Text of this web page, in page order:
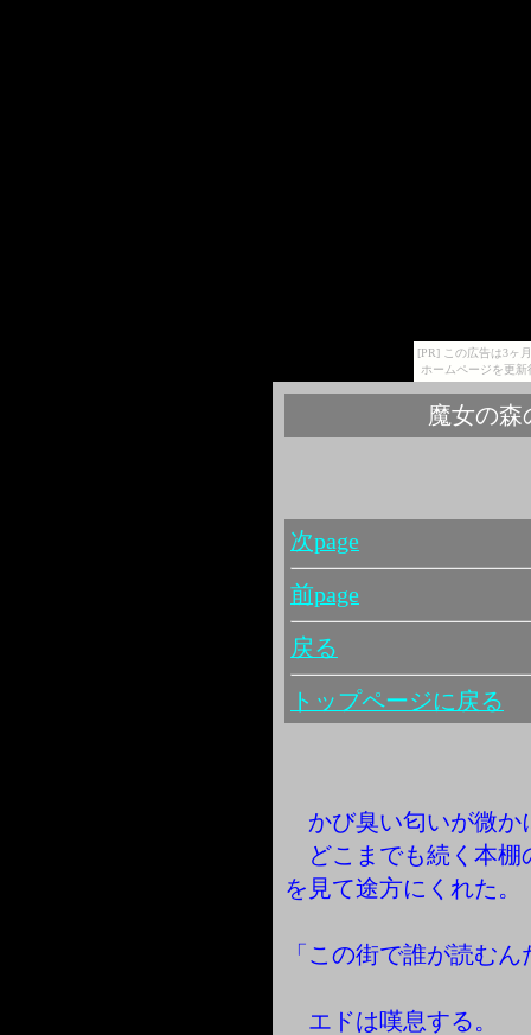
[PR] この広告は3ヶ
ホームページを更
魔女の森
次page
前page
戻る
トップページに戻る
かび臭い匂いが微か
どこまでも続く本棚
を見て途方にくれた。
「この街で誰が読む
エドは嘆息する。